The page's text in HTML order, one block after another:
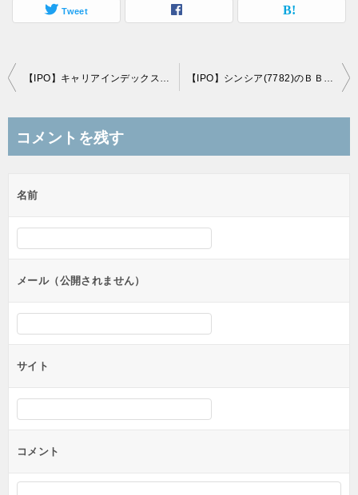
Tweet
投
ビ
ー
シ
ョ
ン
【IPO】キャリアインデックス(6538)のＢＢスタンスと初値予想 【IPO】シンシア(7782)のＢＢスタンスと初値予想
コメントを残す
名前
メール（公開されません）
サイト
コメント